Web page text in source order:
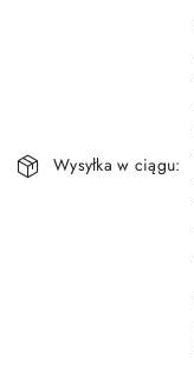
Wysyłka w ciągu: